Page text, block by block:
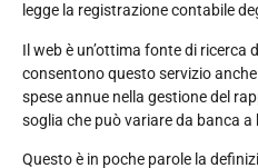
legge la registrazione contabile
Il web è un’ottima fonte di ricerca
consentono questo servizio anche
spese annue nella gestione del
soglia che può variare da banca a
Questo è in poche parole la